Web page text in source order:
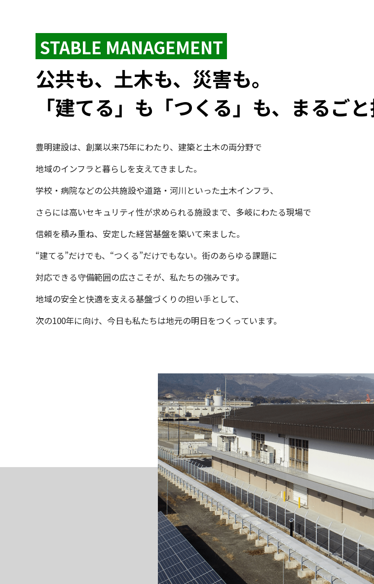
STABLE MANAGEMENT
公共も、土木も、災害も。
「建てる」も「つくる」も、まるごと
豊明建設は、創業以来75年にわたり、建築と土木の両分野で
地域のインフラと暮らしを支えてきました。
学校・病院などの公共施設や道路・河川といった土木インフラ、
さらには高いセキュリティ性が求められる施設まで、多岐にわたる現場で
信頼を積み重ね、安定した経営基盤を築いて来ました。
“建てる”だけでも、“つくる”だけでもない。街のあらゆる課題に
対応できる守備範囲の広さこそが、私たちの強みです。
地域の安全と快適を支える基盤づくりの担い手として、
次の100年に向け、今日も私たちは地元の明日をつくっています。